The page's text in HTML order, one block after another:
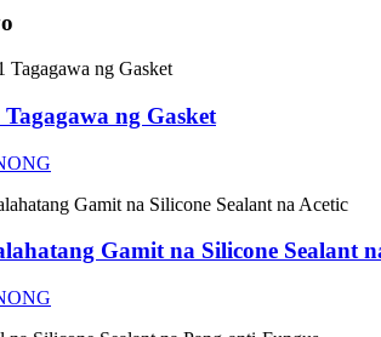
ng Gasket
Gamit na Silicone Sealant